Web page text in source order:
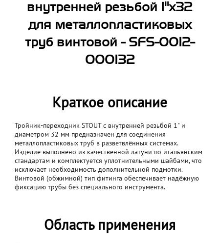
внутренней резьбой 1"x32
для металлопластиковых
труб винтовой - SFS-0012-
000132
Краткое описание
Тройник-переходник STOUT с внутренней резьбой 1" и
диаметром 32 мм предназначен для соединения
металлопластиковых труб в разветвлённых системах.
Изделие выполнено из качественной латуни по итальянским
стандартам и комплектуется уплотнительными шайбами, что
исключает необходимость дополнительной подмотки.
Винтовой (обжимной) тип фитинга обеспечивает надёжную
фиксацию трубы без специального инструмента.
Область применения